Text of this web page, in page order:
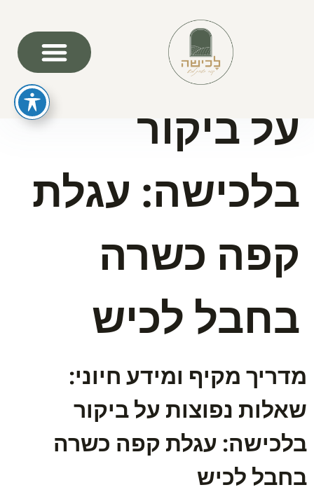
שאלות נפוצות
על ביקור
בלכישה: עגלת
קפה כשרה
בחבל לכיש
מדריך מקיף ומידע חיוני:
שאלות נפוצות על ביקור
בלכישה: עגלת קפה כשרה
בחבל לכיש